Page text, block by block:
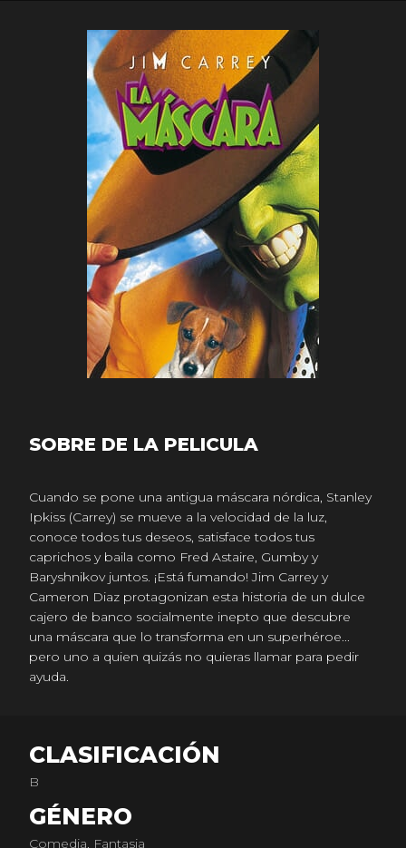
SOBRE DE LA PELICULA
Cuando se pone una antigua máscara nórdica, Stanley
Ipkiss (Carrey) se mueve a la velocidad de la luz,
conoce todos tus deseos, satisface todos tus
caprichos y baila como Fred Astaire, Gumby y
Baryshnikov juntos. ¡Está fumando! Jim Carrey y
Cameron Diaz protagonizan esta historia de un dulce
cajero de banco socialmente inepto que descubre
una máscara que lo transforma en un superhéroe...
pero uno a quien quizás no quieras llamar para pedir
ayuda.
CLASIFICACIÓN
B
GÉNERO
Comedia, Fantasia